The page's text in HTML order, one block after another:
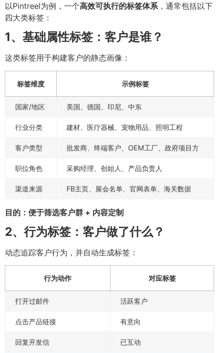
以Pintreel为例，一个高效可执行的标签体系 ，通常包括以下
四大类标签：
1、基础属性标签：客户是谁？
这类标签用于构建客户的静态画像：
标签维度 示例标签
国家/地区 美国、德国、印尼、中东
行业分类 建材、医疗器械、宠物用品、照明工程
客户类型 批发商、终端客户、OEM工厂、政府项目方
职位角色 采购经理、创始人、产品负责人
渠道来源 FB主页、展会名单、官网表单、海关数据
目的：便于筛选客户群 + 内容定制
2、行为标签：客户做了什么？
动态追踪客户行为，并自动生成标签：
行为动作 对应标签
打开过邮件 活跃客户
点击产品链接 有意向
回复开发信 已互动